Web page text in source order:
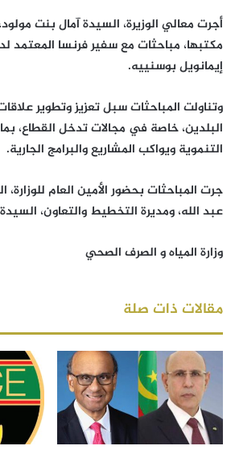
أجرت معالي الوزيرة، السيدة آمال بنت
مكتبها، مباحثات مع سفير فرنسا المعتمد
إيمانويل بوسنييه.
وتناولت المباحثات سبل تعزيز وتطوير
البلدين، خاصة في مجالات تدخل القطاع،
التنموية ويواكب المشاريع والبرامج الجارية.
جرت المباحثات بحضور الأمين العام
عبد الله، ومديرة التخطيط والتعاون،
وزارة المياه و الصرف الصحي
مقالات ذات صلة